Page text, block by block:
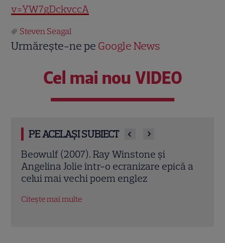
v=YW7gDckvccA
Steven Seagal
Urmărește-ne pe Google News
Cel mai nou VIDEO
PE ACELAȘI SUBIECT
și
epică a
Jack Ryan: Agentul din umbră
Chris Pine și Kevin Costner,
contra cronometru pentru